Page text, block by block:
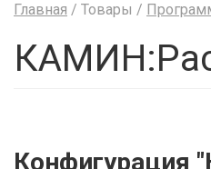
Главная / Товары /
Конфигурация